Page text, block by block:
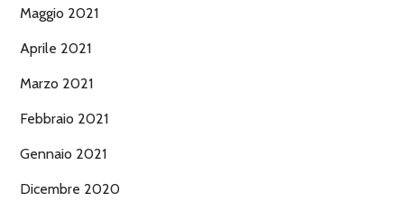
Maggio 2021
Aprile 2021
Marzo 2021
Febbraio 2021
Gennaio 2021
Dicembre 2020